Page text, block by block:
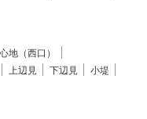
地（西口）
上辺見 下辺見
小堤